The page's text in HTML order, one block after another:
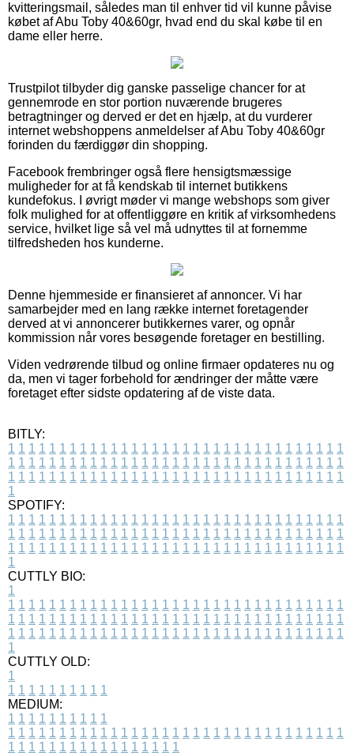
kvitteringsmail, således man til enhver tid vil kunne påvise
købet af Abu Toby 40&60gr, hvad end du skal købe til en
dame eller herre.
Trustpilot tilbyder dig ganske passelige chancer for at
gennemrode en stor portion nuværende brugeres
betragtninger og derved er det en hjælp, at du vurderer
internet webshoppens anmeldelser af Abu Toby 40&60gr
forinden du færdiggør din shopping.
Facebook frembringer også flere hensigtsmæssige
muligheder for at få kendskab til internet butikkens
kundefokus. I øvrigt møder vi mange webshops som giver
folk mulighed for at offentliggøre en kritik af virksomhedens
service, hvilket lige så vel må udnyttes til at fornemme
tilfredsheden hos kunderne.
Denne hjemmeside er finansieret af annoncer. Vi har
samarbejder med en lang række internet foretagender
derved at vi annoncerer butikkernes varer, og opnår
kommission når vores besøgende foretager en bestilling.
Viden vedrørende tilbud og online firmaer opdateres nu og
da, men vi tager forbehold for ændringer der måtte være
foretaget efter sidste opdatering af de viste data.
BITLY:
1 1 1 1 1 1 1 1 1 1 1 1 1 1 1 1 1 1 1 1 1 1 1 1 1 1 1 1 1 1 1 1 1
1 1 1 1 1 1 1 1 1 1 1 1 1 1 1 1 1 1 1 1 1 1 1 1 1 1 1 1 1 1 1 1 1
1 1 1 1 1 1 1 1 1 1 1 1 1 1 1 1 1 1 1 1 1 1 1 1 1 1 1 1 1 1 1 1 1
1
SPOTIFY:
1 1 1 1 1 1 1 1 1 1 1 1 1 1 1 1 1 1 1 1 1 1 1 1 1 1 1 1 1 1 1 1 1
1 1 1 1 1 1 1 1 1 1 1 1 1 1 1 1 1 1 1 1 1 1 1 1 1 1 1 1 1 1 1 1 1
1 1 1 1 1 1 1 1 1 1 1 1 1 1 1 1 1 1 1 1 1 1 1 1 1 1 1 1 1 1 1 1 1
1
CUTTLY BIO:
1
1 1 1 1 1 1 1 1 1 1 1 1 1 1 1 1 1 1 1 1 1 1 1 1 1 1 1 1 1 1 1 1 1
1 1 1 1 1 1 1 1 1 1 1 1 1 1 1 1 1 1 1 1 1 1 1 1 1 1 1 1 1 1 1 1 1
1 1 1 1 1 1 1 1 1 1 1 1 1 1 1 1 1 1 1 1 1 1 1 1 1 1 1 1 1 1 1 1 1
1
CUTTLY OLD:
1
1 1 1 1 1 1 1 1 1 1
MEDIUM:
1 1 1 1 1 1 1 1 1 1
1 1 1 1 1 1 1 1 1 1 1 1 1 1 1 1 1 1 1 1 1 1 1 1 1 1 1 1 1 1 1 1 1
1 1 1 1 1 1 1 1 1 1 1 1 1 1 1 1 1